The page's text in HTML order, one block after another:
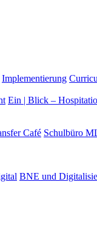
Implementierung
Ein | Blick –
Café Schulbüro
BNE und